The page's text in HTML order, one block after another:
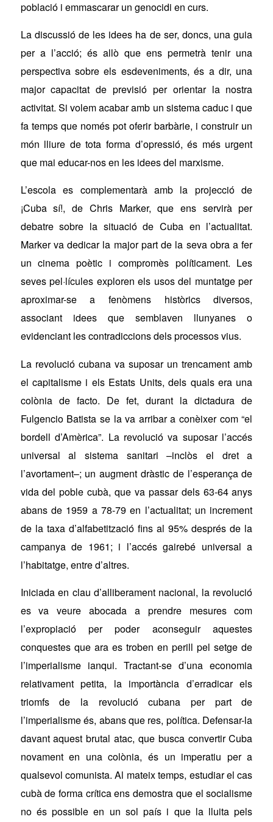
població i emmascarar un genocidi en curs.
La discussió de les idees ha de ser, doncs, una guia
per a l’acció; és allò que ens permetrà tenir una
perspectiva sobre els esdeveniments, és a dir, una
major capacitat de previsió per orientar la nostra
activitat. Si volem acabar amb un sistema caduc i que
fa temps que només pot oferir barbàrie, i construir un
món lliure de tota forma d’opressió, és més urgent
que mai educar-nos en les idees del marxisme.
L’escola es complementarà amb la projecció de
¡Cuba sí!, de Chris Marker, que ens servirà per
debatre sobre la situació de Cuba en l’actualitat.
Marker va dedicar la major part de la seva obra a fer
un cinema poètic i compromès políticament. Les
seves pel·lícules exploren els usos del muntatge per
aproximar-se a fenòmens històrics diversos,
associant idees que semblaven llunyanes o
evidenciant les contradiccions dels processos vius.
La revolució cubana va suposar un trencament amb
el capitalisme i els Estats Units, dels quals era una
colònia de facto. De fet, durant la dictadura de
Fulgencio Batista se la va arribar a conèixer com “el
bordell d’Amèrica”. La revolució va suposar l’accés
universal al sistema sanitari –inclòs el dret a
l’avortament–; un augment dràstic de l’esperança de
vida del poble cubà, que va passar dels 63-64 anys
abans de 1959 a 78-79 en l’actualitat; un increment
de la taxa d’alfabetització fins al 95% després de la
campanya de 1961; i l’accés gairebé universal a
l’habitatge, entre d’altres.
Iniciada en clau d’alliberament nacional, la revolució
es va veure abocada a prendre mesures com
l’expropiació per poder aconseguir aquestes
conquestes que ara es troben en perill pel setge de
l’imperialisme ianqui. Tractant-se d’una economia
relativament petita, la importància d’erradicar els
triomfs de la revolució cubana per part de
l’imperialisme és, abans que res, política. Defensar-la
davant aquest brutal atac, que busca convertir Cuba
novament en una colònia, és un imperatiu per a
qualsevol comunista. Al mateix temps, estudiar el cas
cubà de forma crítica ens demostra que el socialisme
no és possible en un sol país i que la lluita pels